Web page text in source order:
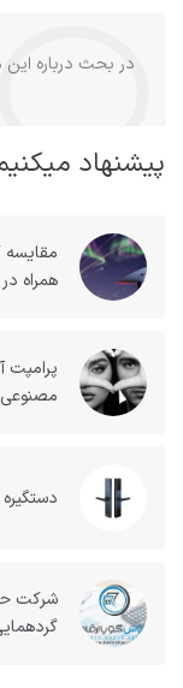
در بحث درباره
پیشنهاد
همراه در
پرامپت
مصنوعی
شرکت